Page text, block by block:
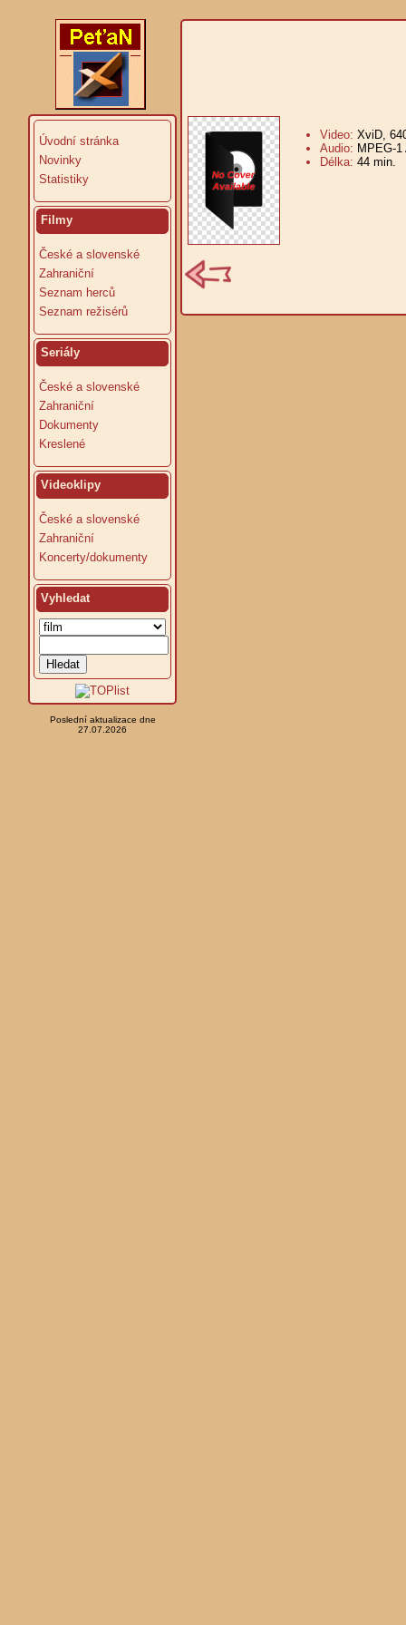
Úvodní stránka
Novinky
Statistiky
Filmy
České a slovenské
Zahraniční
Seznam herců
Seznam režisérů
Seriály
České a slovenské
Zahraniční
Dokumenty
Kreslené
Videoklipy
České a slovenské
Zahraniční
Koncerty/dokumenty
Vyhledat
Poslední aktualizace dne
27.07.2026
Video: XviD,
Audio: MPEG-
Délka: 44 min.